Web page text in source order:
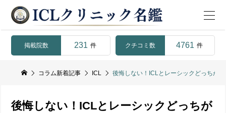
掲載院数 231 件 クチコミ数 4761 件
コラム新着記事 ICL 後悔しない！ICLとレーシックどっちが
後悔しない！ICLとレーシックどっちが